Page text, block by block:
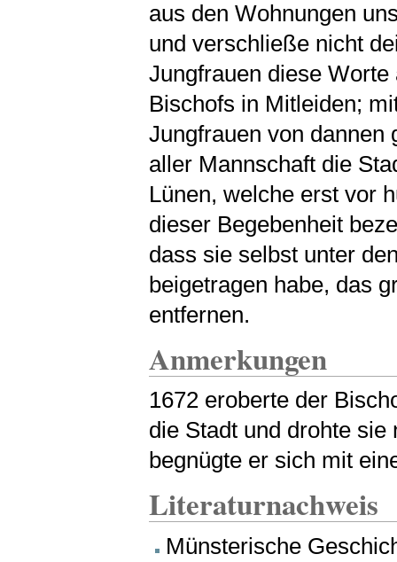
aus den Wohnungen
und verschließe nicht
Jungfrauen diese
Bischofs in Mitleiden;
Jungfrauen von dannen
aller Mannschaft die
Lünen, welche erst vor
dieser Begebenheit
dass sie selbst unter
beigetragen habe, das
entfernen.
Anmerkungen
1672 eroberte der
die Stadt und drohte sie
begnügte er sich mit
Literaturnachweis
Münsterische